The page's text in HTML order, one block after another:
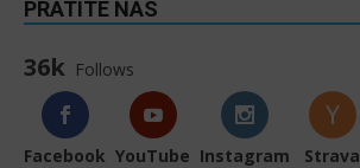
PRATITE NAS
36k Follows
Facebook YouTube Instagram
Strava